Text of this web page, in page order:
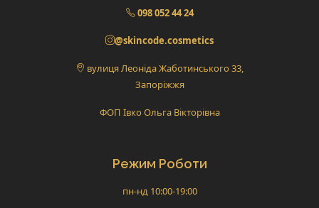
098 052 44 24
@skincode.cosmetics
вулиця Леоніда Жаботинського 33,
Запоріжжя
ФОП Івко Ольга Вікторівна
Режим Роботи
пн-нд 10:00-19:00